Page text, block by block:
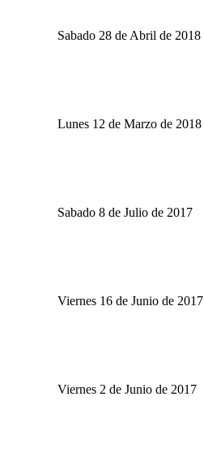
Sabado 28 de Abril de 2018
Lunes 12 de Marzo de 2018
Sabado 8 de Julio de 2017
Viernes 16 de Junio de 2017
Viernes 2 de Junio de 2017